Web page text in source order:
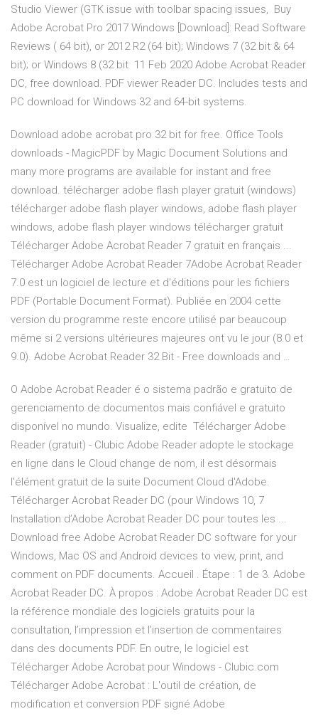
Studio Viewer (GTK issue with toolbar spacing issues, Buy
Adobe Acrobat Pro 2017 Windows [Download]: Read Software
Reviews ( 64 bit), or 2012 R2 (64 bit); Windows 7 (32 bit & 64
bit); or Windows 8 (32 bit 11 Feb 2020 Adobe Acrobat Reader
DC, free download. PDF viewer Reader DC. Includes tests and
PC download for Windows 32 and 64-bit systems.
Download adobe acrobat pro 32 bit for free. Office Tools
downloads - MagicPDF by Magic Document Solutions and
many more programs are available for instant and free
download. télécharger adobe flash player gratuit (windows)
télécharger adobe flash player windows, adobe flash player
windows, adobe flash player windows télécharger gratuit
Télécharger Adobe Acrobat Reader 7 gratuit en français ...
Télécharger Adobe Acrobat Reader 7Adobe Acrobat Reader
7.0 est un logiciel de lecture et d'éditions pour les fichiers
PDF (Portable Document Format). Publiée en 2004 cette
version du programme reste encore utilisé par beaucoup
même si 2 versions ultérieures majeures ont vu le jour (8.0 et
9.0). Adobe Acrobat Reader 32 Bit - Free downloads and …
O Adobe Acrobat Reader é o sistema padrão e gratuito de
gerenciamento de documentos mais confiável e gratuito
disponível no mundo. Visualize, edite Télécharger Adobe
Reader (gratuit) - Clubic Adobe Reader adopte le stockage
en ligne dans le Cloud change de nom, il est désormais
l'élément gratuit de la suite Document Cloud d'Adobe.
Télécharger Acrobat Reader DC (pour Windows 10, 7
Installation d’Adobe Acrobat Reader DC pour toutes les ...
Download free Adobe Acrobat Reader DC software for your
Windows, Mac OS and Android devices to view, print, and
comment on PDF documents. Accueil . Étape : 1 de 3. Adobe
Acrobat Reader DC. À propos : Adobe Acrobat Reader DC est
la référence mondiale des logiciels gratuits pour la
consultation, l’impression et l’insertion de commentaires
dans des documents PDF. En outre, le logiciel est
Télécharger Adobe Acrobat pour Windows - Clubic.com
Télécharger Adobe Acrobat : L'outil de création, de
modification et conversion PDF signé Adobe